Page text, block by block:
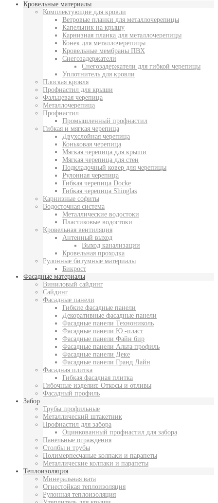
Кровельные материалы
Комплектующие для кровли
Ветровые планки для металлочерепицы
Капельник на крышу
Карнизная планка для металлочерепицы
Конек для металлочерепицы
Кровельные мембраны ПВХ
Снегозадержатели
Снегозадержатели для гибкой черепицы
Уплотнитель для кровли
Плоская кровля
Профнастил для крыши
Фальцевая черепица
Металлочерепица
Профнастил
Промышленный профнастил
Гибкая и мягкая черепица
Двухслойная черепица
Коньковая черепица
Мягкая черепица для крыши
Мягкая черепица для стен
Подкладочный ковер для черепицы
Рулонная черепица
Гибкая черепица Docke
Гибкая черепица Shinglas
Карнизные софиты
Водосточная система
Металлические водостоки
Пластиковые водостоки
Кровельная вентиляция
Антенный выход
Выход канализации
Кровельная проходка
Рулонные битумные материалы
Бикрост
Фасадные материалы
Виниловый сайдинг
Сайдинг
Фасадные панели
Гибкие фасадные панели
Декоративные фасадные панели
Фасадные панели Технониколь
Фасадные панели Ю -пласт
Фасадные панели Файн бир
Фасадные панели Альта профиль
Фасадные панели Деке
Фасадные панели Гранд Лайн
Фасадная плитка
Гибкая фасадная плитка
Гибочные изделия: Откосы и отливы
Фасадный профиль
Забор
Трубы профильные
Металлический штакетник
Профнастил для забора
Оцинкованный профнастил для забора
Панельные ограждения
Столбы и трубы
Полимерпесчаные колпаки и парапеты
Металлические колпаки и парапеты
Теплоизоляция
Минеральная вата
Огнестойкая теплоизоляция
Рулонная теплоизоляция